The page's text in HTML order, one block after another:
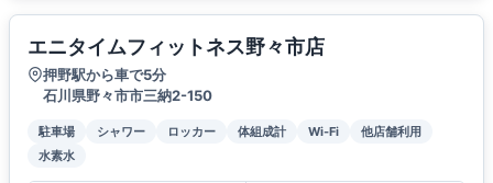
エニタイムフィットネス野々市店
押野駅から車で5分
石川県野々市市三納2-150
駐車場 シャワー ロッカー 体組成計 Wi-Fi
他店舗利用
水素水